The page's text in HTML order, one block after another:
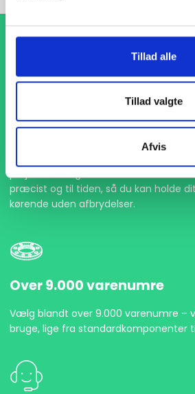
Tillad alle
Tillad valgte
Afvis
1-4 dages levering
projekter aldrig bliver forsinket. Vi står
præcist og til tiden, så du kan holde
kørende uden afbrydelser.
Over 9.000 varenumre
Vælg blandt over 9.000 varenumre –
bruge, lige fra standardkomponenter